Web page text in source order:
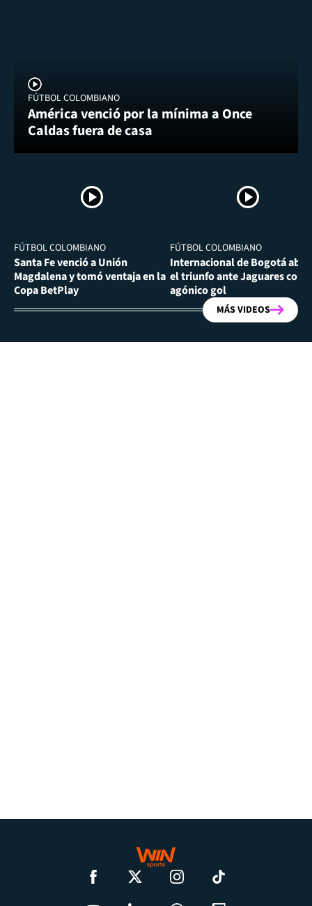
FÚTBOL COLOMBIANO
América venció por la mínima a Once
Caldas fuera de casa
FÚTBOL COLOMBIANO
Santa Fe venció a Unión
Magdalena y tomó ventaja en la
Copa BetPlay
FÚTBOL COLOMBIANO
Internacional de Bogotá
el triunfo ante Jaguares con
agónico gol
MÁS VIDEOS